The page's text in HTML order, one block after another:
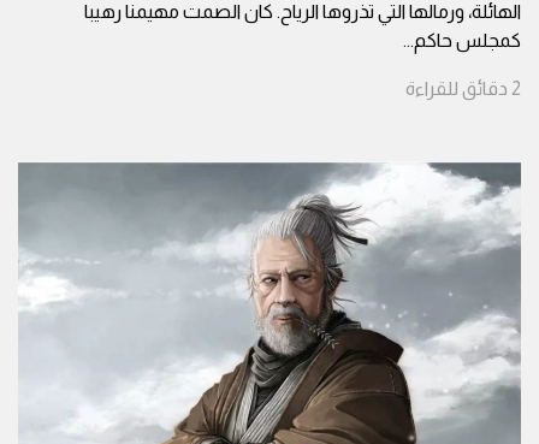
الهائلة، ورمالها التي تذروها الرياح. كان الصمت مهيمنا رهيبا
كمجلس حاكم...
2 دقائق للقراءة